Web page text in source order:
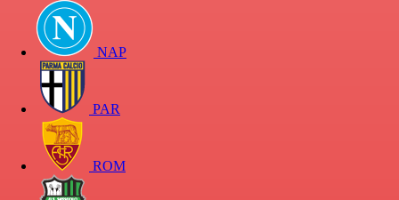
NAP
PAR
ROM